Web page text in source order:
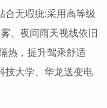
合无瑕疵;采用高等级
、夜间雨天视线依旧
热，提升驾乘舒适
技大学、华龙送变电